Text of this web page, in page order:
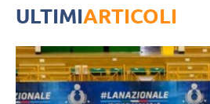
ULTIMIARTICOLI